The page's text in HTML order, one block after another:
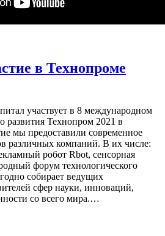
в Технопроме
участвует в 8 международном
развития Технопром 2021 в
мы предоставили современное
различных компаний. В их числе:
робот Rbot, сенсорная
форум технологического
собирает ведущих
сфер науки, инноваций,
со всего мира.…